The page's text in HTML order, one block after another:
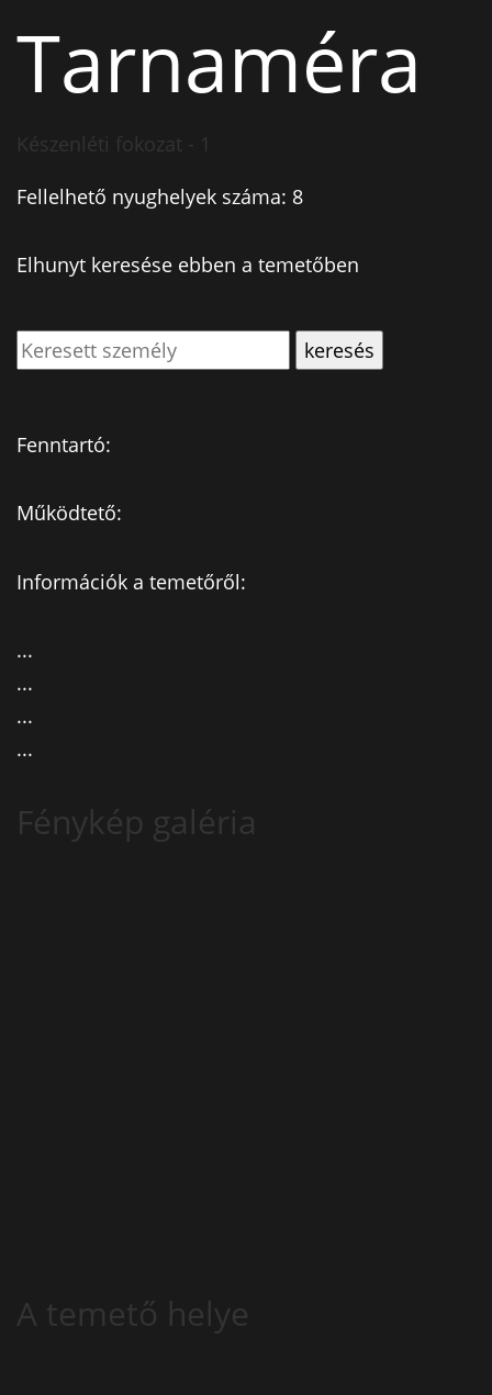
Tarnaméra
Készenléti fokozat - 1
Fellelhető nyughelyek száma: 8
Elhunyt keresése ebben a temetőben
Fenntartó:
Működtető:
Információk a temetőről:
...
...
...
...
Fénykép galéria
A temető helye